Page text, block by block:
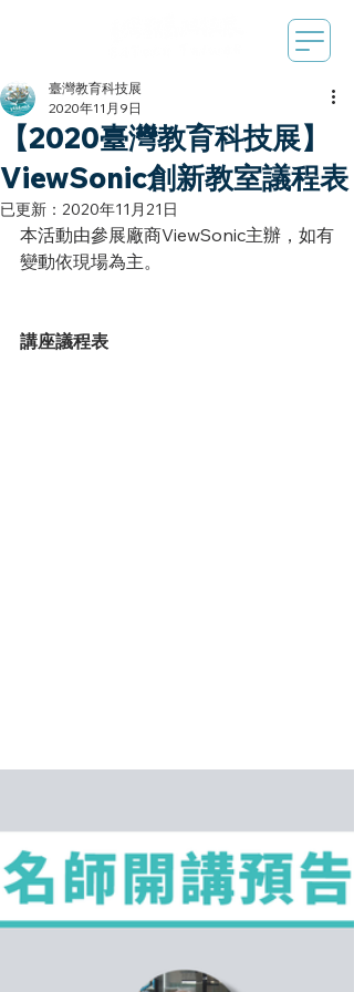
【2020臺灣教育科技展】
ViewSonic創新教室議程表
臺灣教育科技展
2020年11月9日
已更新： 2020年11月21日
本活動由參展廠商ViewSonic主辦，如有
變動依現場為主。
講座議程表